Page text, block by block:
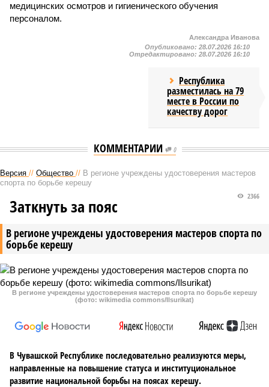
медицинских осмотров и гигиенического обучения
персоналом.
Александра Иванова
Опубликовано: 28.07.2026 16:10
Отредактировано: 28.07.2026 16:10
Республика
разместилась на 79
месте в России по
качеству дорог
КОММЕНТАРИИ 0
Версия // Общество // В регионе учреждены удостоверения мастеров
спорта по борьбе керешу
В регионе учреждены удостоверения мастеров спорта по
борьбе керешу
2366
Заткнуть за пояс
В регионе учреждены удостоверения мастеров спорта по борьбе керешу
(фото: wikimedia commons/Ilsurikat)
В Чувашской Республике последовательно реализуются меры,
направленные на повышение статуса и институциональное
развитие национальной борьбы на поясах керешу.